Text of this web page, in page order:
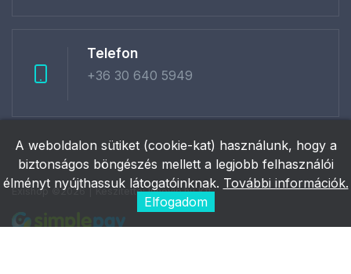
Telefon
+36 30 640 5949
Exishop ©2026 | Készítette:Innovip.hu Kft.
A weboldalon sütiket (cookie-kat) használunk, hogy a
biztonságos böngészés mellett a legjobb felhasználói
élményt nyújthassuk látogatóinknak. További információk.
Elfogadom